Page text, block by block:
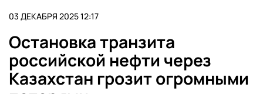
03 ДЕКАБРЯ 2025 12:17
Остановка транзита
российской нефти через
Казахстан грозит огромными